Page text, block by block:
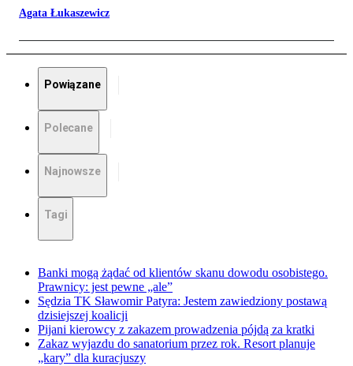
Agata Łukaszewicz
Powiązane
Polecane
Najnowsze
Tagi
Banki mogą żądać od klientów skanu dowodu osobistego.
Prawnicy: jest pewne „ale”
Sędzia TK Sławomir Patyra: Jestem zawiedziony postawą
dzisiejszej koalicji
Pijani kierowcy z zakazem prowadzenia pójdą za kratki
Zakaz wyjazdu do sanatorium przez rok. Resort planuje
„kary” dla kuracjuszy